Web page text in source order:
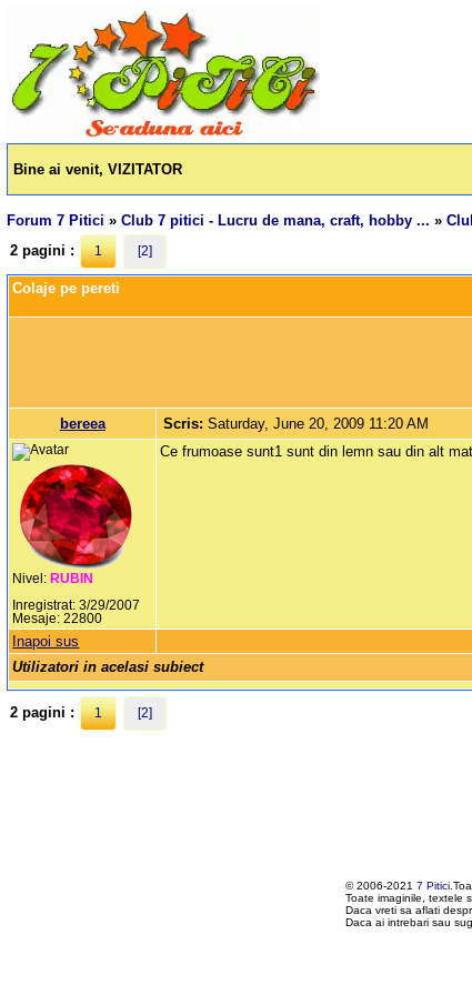
Bine ai venit, VIZITATOR
Forum 7 Pitici »Club 7 pitici - Lucru de mana, craft, hobby ... »
2 pagini :
1 [2]
Colaje pe pereti
bereea Scris:Saturday, June 20, 2009 11:20 AM
Nivel: RUBIN
Inregistrat: 3/29/2007
Mesaje: 22800
Ce frumoase sunt1 sunt din lemn sau din alt
Inapoi sus
Utilizatori in acelasi subiect
2 pagini : 1 [2]
© 2006-2021 7 Pitici
Toate imaginile, textele
Daca vreti sa aflati
Daca ai intrebari sau